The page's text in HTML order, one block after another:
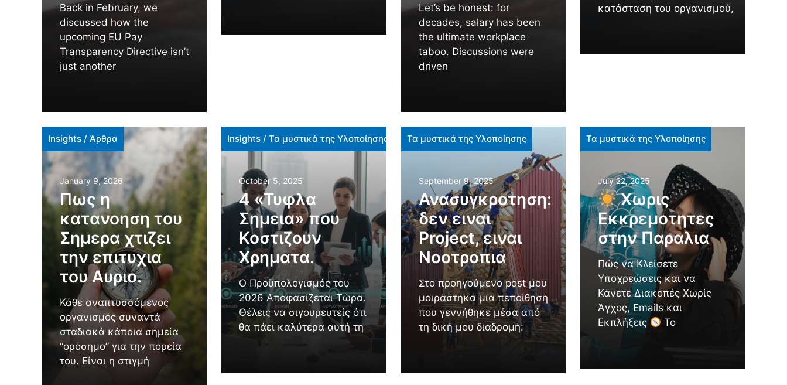
Back in February, we
discussed how the
upcoming EU Pay
Transparency Directive isn’t
just another
Let’s be honest: for
decades, salary has been
the ultimate workplace
taboo. Discussions were
driven
κατάσταση του οργανισμού,
Insights / Άρθρα
January 9, 2026
Πως η
κατανοηση του
Σημερα χτιζει
την επιτυχια
του Αυριο.
Κάθε αναπτυσσόμενος
οργανισμός συναντά
σταδιακά κάποια σημεία
“ορόσημο” για την πορεία
του. Είναι η στιγμή
Insights /Τα μυστικά της Υλοποίησης
October 5, 2025
4 «Τυφλα
Σημεια» που
Κοστιζουν
Χρηματα.
Ο Προϋπολογισμός του
2026 Αποφασίζεται Τώρα.
Θέλεις να σιγουρευτείς ότι
θα πάει καλύτερα αυτή τη
Τα μυστικά της Υλοποίησης
September 9, 2025
Ανασυγκροτηση:
δεν ειναι
Project, ειναι
Νοοτροπια
Στο προηγούμενο post μου
μοιράστηκα μια πεποίθηση
που γεννήθηκε μέσα από
τη δική μου διαδρομή:
Τα μυστικά της Υλοποίησης
July 22, 2025
Χωρις
Εκκρεμοτητες
στην Παραλια
Πώς να Κλείσετε
Υποχρεώσεις και να
Κάνετε Διακοπές Χωρίς
Άγχος, Emails και
Εκπλήξεις
Το